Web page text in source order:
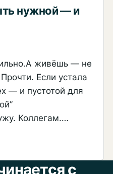
нужной — и
живёшь — не
Если устала
— и пустотой для
Коллегам.…
с